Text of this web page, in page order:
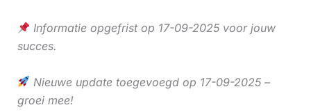
Informatie opgefrist op 17-09-2025 voor jouw
succes.
Nieuwe update toegevoegd op 17-09-2025 –
groei mee!